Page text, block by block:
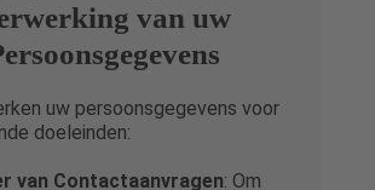
van uw
uw persoonsgegevens voor
doeleinden:
van Contactaanvragen: Om